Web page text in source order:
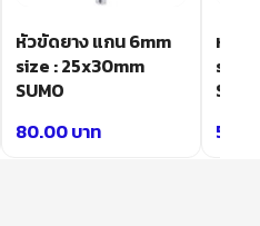
หัวขัดยาง แกน 6mm
size : 25x30mm
SUMO
80.00บาท
หัวขั
size